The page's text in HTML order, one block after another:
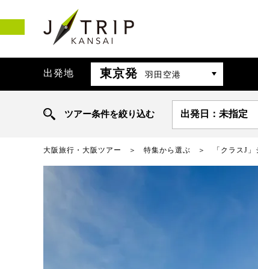
出発地 東京発 羽田空港
ツアー条件を絞り込む 出発日：未指定
大阪旅行・大阪ツアー 特集から選ぶ 「クラスJ